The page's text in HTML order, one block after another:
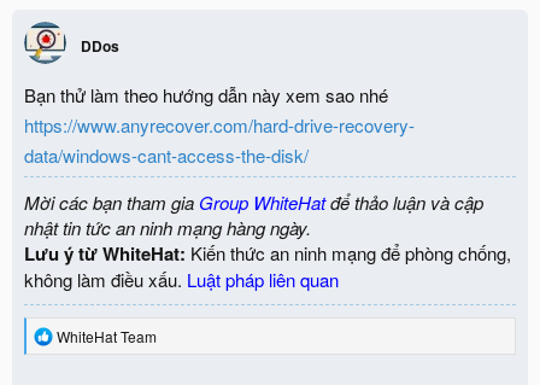
DDos
Bạn thử làm theo hướng dẫn này xem sao nhé
https://www.anyrecover.com/hard-drive-recovery-
data/windows-cant-access-the-disk/
Mời các bạn tham gia Group WhiteHatđể thảo luận và cập
nhật tin tức an ninh mạng hàng ngày.
Lưu ý từ WhiteHat: Kiến thức an ninh mạng để phòng chống,
không làm điều xấu. Luật pháp liên quan
R
WhiteHat Team